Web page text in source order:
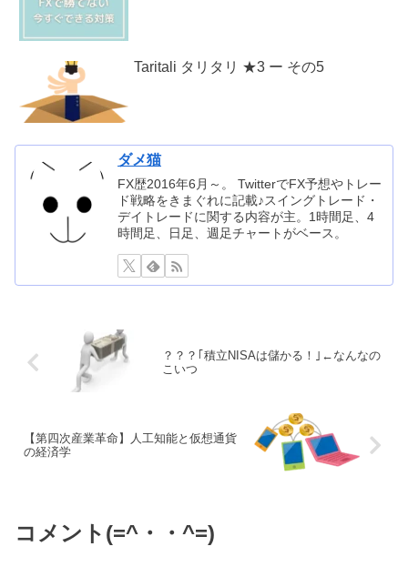
Taritali タリタリ ★3 ー その5
ダメ猫
FX歴2016年6月～。 TwitterでFX予想やトレー
ド戦略をきまぐれに記載♪スイングトレード・
デイトレードに関する内容が主。1時間足、4
時間足、日足、週足チャートがベース。
？？？｢積立NISAは儲かる！｣←なんなの
こいつ
【第四次産業革命】人工知能と仮想通貨
の経済学
コメント(=^・・^=)